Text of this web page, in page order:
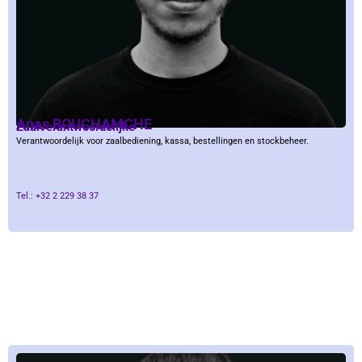
Anas BOUCHAMCHE
Zaalverantwoordelijke
Verantwoordelijk voor zaalbediening, kassa, bestellingen en stockbeheer.
Tel.: +32 2 229 38 37